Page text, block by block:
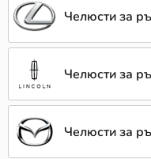
Челюсти за
Челюсти за
Челюсти за